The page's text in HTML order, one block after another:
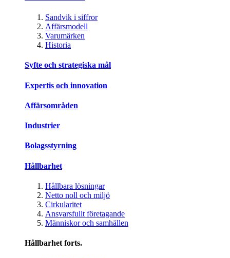
Sandvik i siffror
Affärsmodell
Varumärken
Historia
Syfte och strategiska mål
Expertis och innovation
Affärsområden
Industrier
Bolagsstyrning
Hållbarhet
Hållbara lösningar
Netto noll och miljö
Cirkularitet
Ansvarsfullt företagande
Människor och samhällen
Hållbarhet forts.